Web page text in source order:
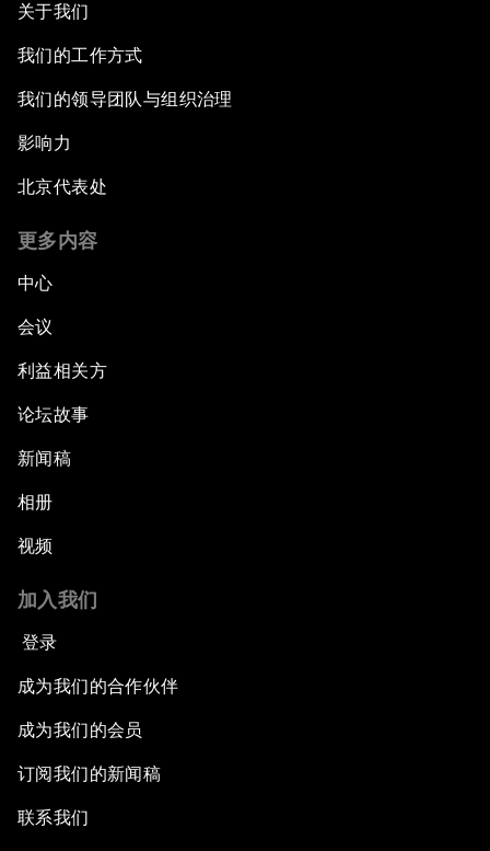
关于我们
我们的工作方式
我们的领导团队与组织治理
影响力
北京代表处
更多内容
中心
会议
利益相关方
论坛故事
新闻稿
相册
视频
加入我们
登录
成为我们的合作伙伴
成为我们的会员
订阅我们的新闻稿
联系我们